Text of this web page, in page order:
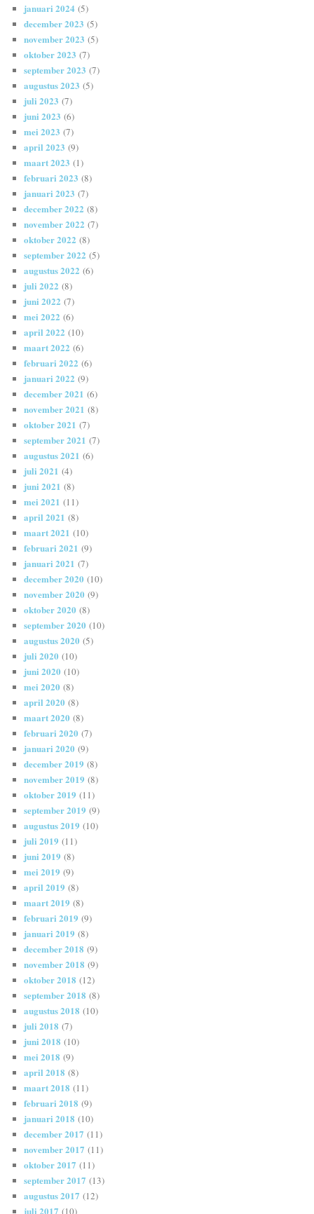
januari 2024 (5)
december 2023 (5)
november 2023 (5)
oktober 2023 (7)
september 2023 (7)
augustus 2023 (5)
juli 2023 (7)
juni 2023 (6)
mei 2023 (7)
april 2023 (9)
maart 2023 (1)
februari 2023 (8)
januari 2023 (7)
december 2022 (8)
november 2022 (7)
oktober 2022 (8)
september 2022 (5)
augustus 2022 (6)
juli 2022 (8)
juni 2022 (7)
mei 2022 (6)
april 2022 (10)
maart 2022 (6)
februari 2022 (6)
januari 2022 (9)
december 2021 (6)
november 2021 (8)
oktober 2021 (7)
september 2021 (7)
augustus 2021 (6)
juli 2021 (4)
juni 2021 (8)
mei 2021 (11)
april 2021 (8)
maart 2021 (10)
februari 2021 (9)
januari 2021 (7)
december 2020 (10)
november 2020 (9)
oktober 2020 (8)
september 2020 (10)
augustus 2020 (5)
juli 2020 (10)
juni 2020 (10)
mei 2020 (8)
april 2020 (8)
maart 2020 (8)
februari 2020 (7)
januari 2020 (9)
december 2019 (8)
november 2019 (8)
oktober 2019 (11)
september 2019 (9)
augustus 2019 (10)
juli 2019 (11)
juni 2019 (8)
mei 2019 (9)
april 2019 (8)
maart 2019 (8)
februari 2019 (9)
januari 2019 (8)
december 2018 (9)
november 2018 (9)
oktober 2018 (12)
september 2018 (8)
augustus 2018 (10)
juli 2018 (7)
juni 2018 (10)
mei 2018 (9)
april 2018 (8)
maart 2018 (11)
februari 2018 (9)
januari 2018 (10)
december 2017 (11)
november 2017 (11)
oktober 2017 (11)
september 2017 (13)
augustus 2017 (12)
juli 2017 (10)